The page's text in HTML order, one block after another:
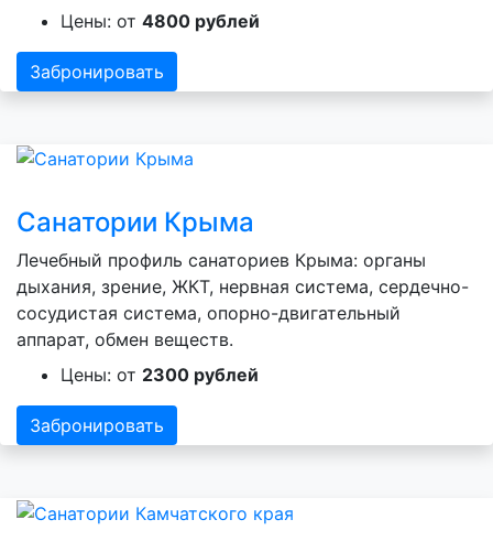
Цены: от 4800 рублей
Забронировать
Санатории Крыма
Лечебный профиль санаториев Крыма: органы
дыхания, зрение, ЖКТ, нервная система, сердечно-
сосудистая система, опорно-двигательный
аппарат, обмен веществ.
Цены: от 2300 рублей
Забронировать